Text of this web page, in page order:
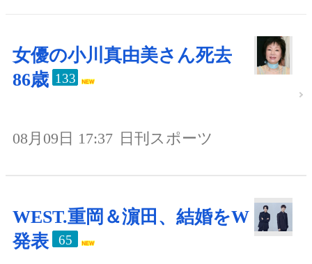
女優の小川真由美さん死去
86歳 133
08月09日 17:37 日刊スポーツ
WEST.重岡＆濵田、結婚をW
発表
65